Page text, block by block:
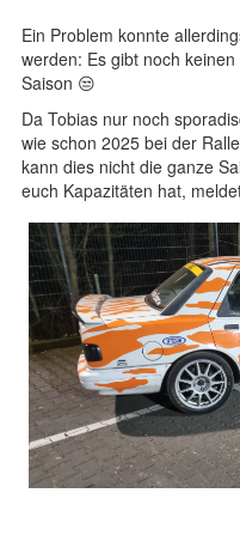
Ein Problem konnte
werden: Es gibt noch
Saison 😒
Da Tobias nur noch
wie schon 2025 bei der
kann dies nicht die ganze
euch Kapazitäten hat,